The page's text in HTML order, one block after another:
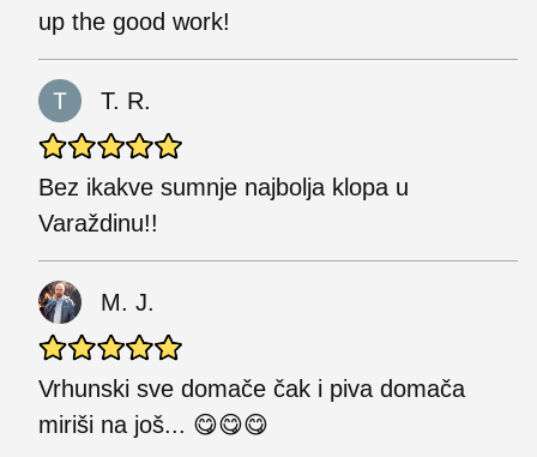
up the good work!
T. R.
Bez ikakve sumnje najbolja klopa u
Varaždinu!!
M. J.
Vrhunski sve domače čak i piva domača
miriši na još... 😋😋😋